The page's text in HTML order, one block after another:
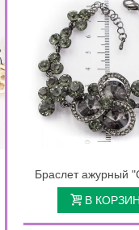
Браслет ажурный
В